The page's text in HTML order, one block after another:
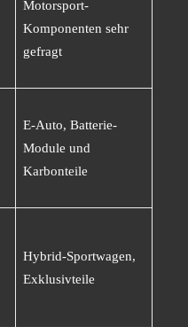
Motorsport-
Komponenten sehr
gefragt
E-Auto, Batterie-
Module und
Karbonteile
Hybrid-Sportwagen,
Exklusivteile